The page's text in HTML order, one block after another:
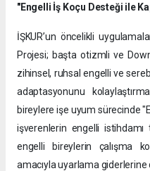
"Engelli İş Koçu Desteği ile
İŞKUR’un öncelikli
Projesi; başta otizmli ve
zihinsel, ruhsal engelli ve
adaptasyonunu
bireylere işe uyum sürecinde
işverenlerin engelli istihdamı
engelli bireylerin çalışma
amacıyla uyarlama giderlerine